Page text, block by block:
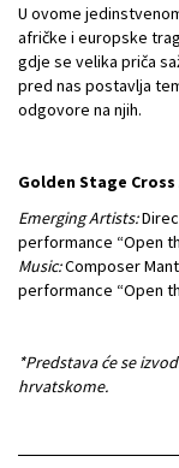
U ovome
afričke i europske
gdje se velika priča
pred nas postavlja
odgovore na njih.
Golden Stage
Emerging Artists:
performance “Open
Music:Composer
performance “Open
*Predstava će se
hrvatskome.